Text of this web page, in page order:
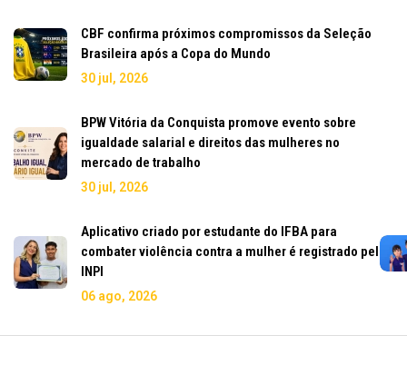
CBF confirma próximos compromissos da Seleção
Brasileira após a Copa do Mundo
30 jul, 2026
BPW Vitória da Conquista promove evento sobre
igualdade salarial e direitos das mulheres no
mercado de trabalho
30 jul, 2026
Aplicativo criado por estudante do IFBA para
combater violência contra a mulher é registrado pelo
INPI
06 ago, 2026